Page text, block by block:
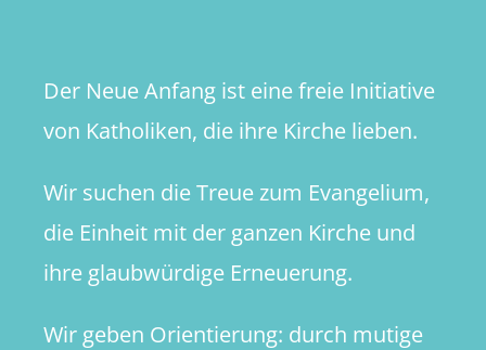
Der Neue Anfang ist eine freie Initiative
von Katholiken, die ihre Kirche lieben.
Wir suchen die Treue zum Evangelium,
die Einheit mit der ganzen Kirche und
ihre glaubwürdige Erneuerung.
Wir geben Orientierung: durch mutige